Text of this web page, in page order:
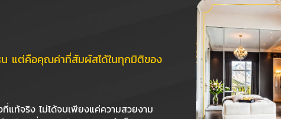
แต่คือคุณค่าที่สัมผัสได้ในทุกมิติของ
แท้จริง ไม่ได้จบเพียงแค่ความสวยงาม